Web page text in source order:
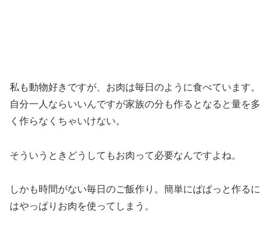
私も動物好きですが、お肉は毎日のように食べています。
自分一人ならいいんですが家族の分も作るとなると量を多
く作らなくちゃいけない。
そういうときどうしてもお肉って必要なんですよね。
しかも時間がない毎日のご飯作り。簡単にぱぱっと作るに
はやっぱりお肉を使ってしまう。